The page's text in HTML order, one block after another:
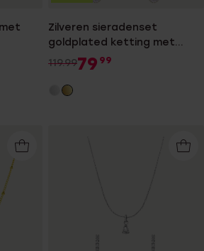
Zilveren sieradenset
goldplated ketting met
hanger met zirkonia voor
dames
119.9979 99